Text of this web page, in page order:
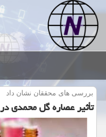
بررسی های محققان نشان داد
تأثیر عصاره گل محمدی